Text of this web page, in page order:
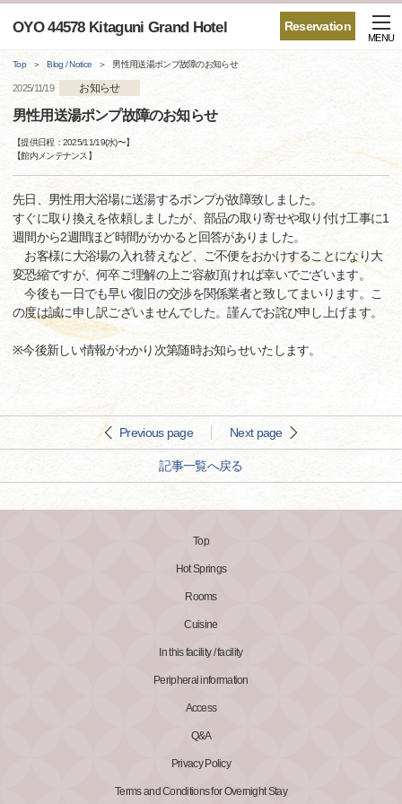
Reservation
OYO 44578 Kitaguni Grand Hotel
MENU
Top Blog / Notice 男性用送湯ポンプ故障のお知らせ
2025/11/19 お知らせ
男性用送湯ポンプ故障のお知らせ
【提供日程：2025/11/19(水)〜】
【館内メンテナンス 】
先日、男性用大浴場に送湯するポンプが故障致しました。
すぐに取り換えを依頼しましたが、部品の取り寄せや取り付け工事に1
週間から2週間ほど時間がかかると回答がありました。
お客様に大浴場の入れ替えなど、ご不便をおかけすることになり大
変恐縮ですが、何卒ご理解の上ご容赦頂ければ幸いでございます。
今後も一日でも早い復旧の交渉を関係業者と致してまいります。こ
の度は誠に申し訳ございませんでした。謹んでお詫び申し上げます。
※今後新しい情報がわかり次第随時お知らせいたします。
Previous page Next page
記事一覧へ戻る
Top
Hot Springs
Rooms
Cuisine
In this facility / facility
Peripheral information
Access
Q&A
Privacy Policy
Terms and Conditions for Overnight Stay